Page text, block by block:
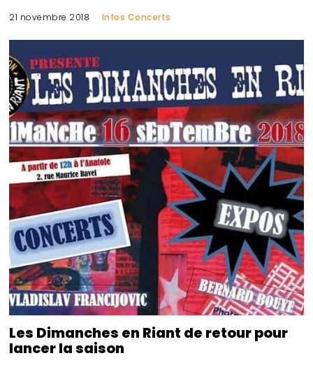
21 novembre 2018 Infos Concerts
Les Dimanches en Riant de retour pour
lancer la saison